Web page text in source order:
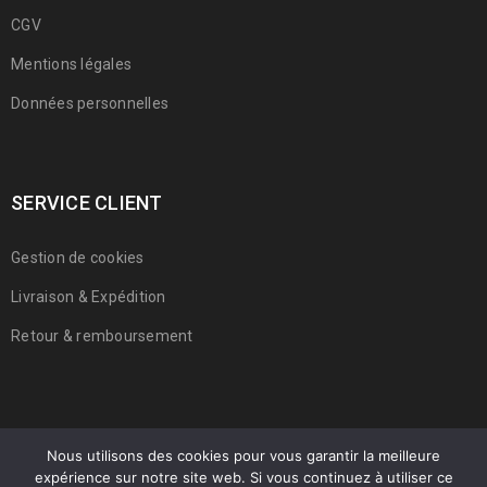
CGV
Mentions légales
Données personnelles
SERVICE CLIENT
Gestion de cookies
Livraison & Expédition
Retour & remboursement
© 2022 Franmarche. Tous droits réservés.
Nous utilisons des cookies pour vous garantir la meilleure
expérience sur notre site web. Si vous continuez à utiliser ce